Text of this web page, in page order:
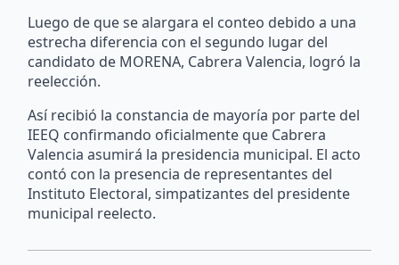
Luego de que se alargara el conteo debido a una
estrecha diferencia con el segundo lugar del
candidato de MORENA, Cabrera Valencia, logró la
reelección.
Así recibió la constancia de mayoría por parte del
IEEQ confirmando oficialmente que Cabrera
Valencia asumirá la presidencia municipal. El acto
contó con la presencia de representantes del
Instituto Electoral, simpatizantes del presidente
municipal reelecto.